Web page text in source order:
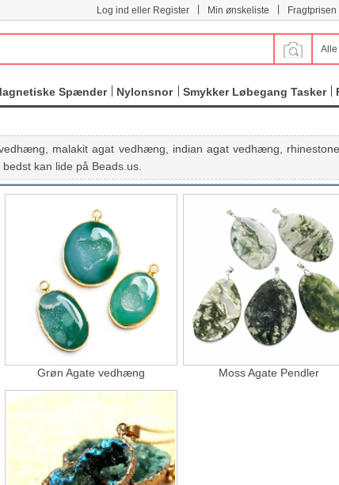
Log ind eller Register Min ønskeliste Fragtprisen
Alle
Spænder Nylonsnor Smykker Løbegang Tasker
malakit agat vedhæng, indian agat vedhæng,
kan lide på Beads.us.
Grøn Agate vedhæng Moss Agate Pendler